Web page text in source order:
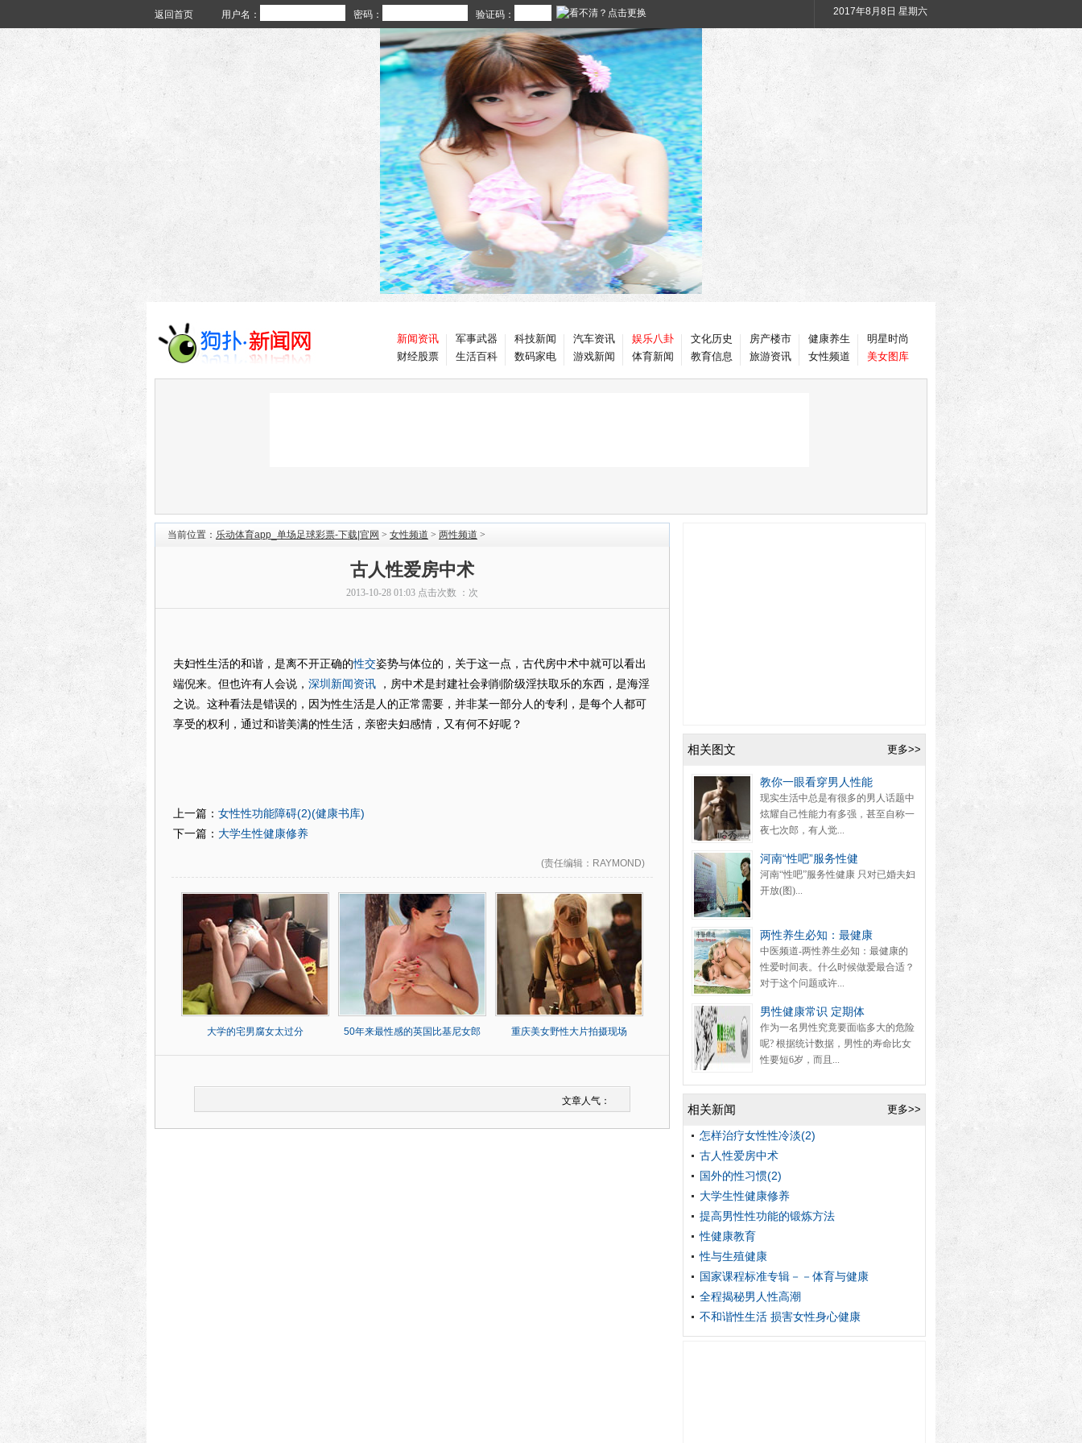
返回首页 用户名： 密码： 验证码： 2017年8月8日 星期六
新闻资讯
财经股票
军事武器
生活百科
科技新闻
数码家电
汽车资讯
游戏新闻
娱乐八卦
体育新闻
文化历史
教育信息
房产楼市
旅游资讯
健康养生
女性频道
明星时尚
美女图库
当前位置： 乐动体育app_单场足球彩票-下载|官网 > 女性频道 > 两性频道 >
古人性爱房中术
2013-10-28 01:03 点击次数 ： 次
夫妇性生活的和谐，是离不开正确的性交姿势与体位的，关于这一点，古代房中术中就可以看出
端倪来。但也许有人会说， 深圳新闻资讯，房中术是封建社会剥削阶级淫扶取乐的东西，是海淫
之说。这种看法是错误的，因为性生活是人的正常需要，并非某一部分人的专利，是每个人都可
享受的权利，通过和谐美满的性生活，亲密夫妇感情，又有何不好呢？
上一篇： 女性性功能障碍(2)(健康书库)
下一篇： 大学生性健康修养
(责任编辑 ：RAYMOND)
大学的宅男腐女太过分 50年来最性感的英国比基尼女郎 重庆美女野性大片拍摄现场
文章人气：
更多>>
相关图文
教你一眼看穿男人性能
现实生活中总是有很多的男人话题中
炫耀自己性能力有多强，甚至自称一
夜七次郎，有人觉...
河南“性吧”服务性健
河南“性吧”服务性健康 只对已婚夫妇
开放(图)...
两性养生必知：最健康
中医频道-两性养生必知：最健康的
性爱时间表。什么时候做爱最合适？
对于这个问题或许...
男性健康常识 定期体
作为一名男性究竟要面临多大的危险
呢? 根据统计数据，男性的寿命比女
性要短6岁，而且...
更多>>
相关新闻
怎样治疗女性性冷淡(2)
古人性爱房中术
国外的性习惯(2)
大学生性健康修养
提高男性性功能的锻炼方法
性健康教育
性与生殖健康
国家课程标准专辑－－体育与健康
全程揭秘男人性高潮
不和谐性生活 损害女性身心健康